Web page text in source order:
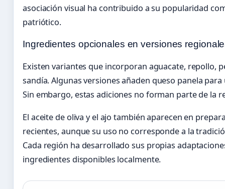
asociación visual ha contribuido a su popularidad
patriótico.
Ingredientes opcionales en versiones
Existen variantes que incorporan aguacate, repollo,
sandía. Algunas versiones añaden queso panela
Sin embargo, estas adiciones no forman parte de la
El aceite de oliva y el ajo también aparecen en
recientes, aunque su uso no corresponde a la
Cada región ha desarrollado sus propias
ingredientes disponibles localmente.